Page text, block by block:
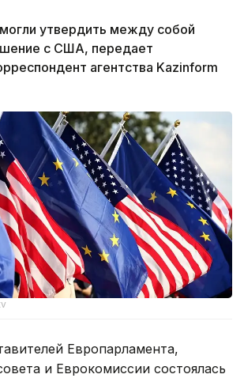
утвердить между собой
с США, передает
агентства Kazinform
Европарламента,
и Еврокомиссии состоялась